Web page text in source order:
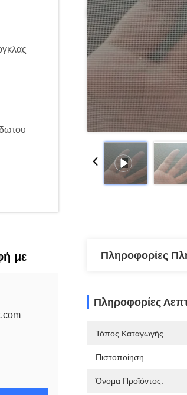
με Πληροφορίες
Πληροφορίες
Τόπος Καταγωγής
Πιστοποίηση
Όνομα Προϊόντος: